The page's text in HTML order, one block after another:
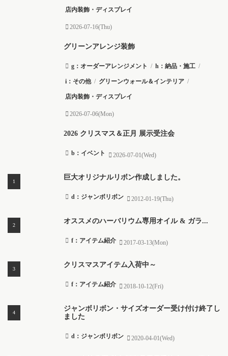
店内装飾・ディスプレイ
2026-07-16(Thu)
グリーンアレンジ装飾
g：オーダーアレンジメント / h：納品・施工 /
i：その他 / グリーンウォール＆インテリア /
店内装飾・ディスプレイ
2026-07-06(Mon)
2026 クリスマス＆正月 展示受注会
b：イベント 2026-07-01(Wed)
巨大オリジナルリボン作成しました。
2012-01-19(Thu)
d：ジャンボリボン
オススメのハーバリウム専用オイル & ガラ...
2017-03-13(Mon)
f：アイテム紹介
クリスマスアイテム入荷中～
2018-10-12(Fri)
f：アイテム紹介
ジャンボリボン・サイズオーダー受け付け終了し
ました
2020-04-01(Wed)
d：ジャンボリボン